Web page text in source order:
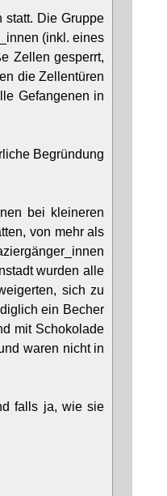
statt. Die Gruppe
(inkl. eines
Zellen gesperrt,
die Zellentüren
Gefangenen in
Begründung
bei kleineren
von mehr als
wurden alle
sich zu
ein Becher
mit Schokolade
waren nicht in
falls ja, wie sie